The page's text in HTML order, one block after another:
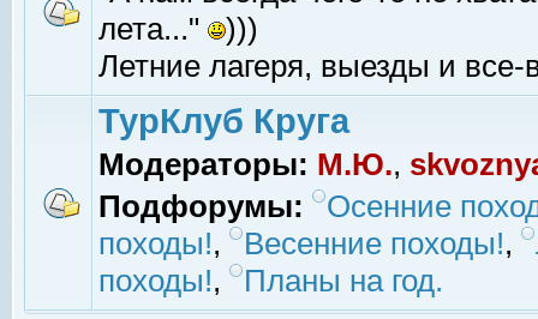
лета..."
)))
Летние лагеря, выезды и все-
ТурКлуб Круга
Модераторы: М.Ю.,
Подфорумы:
Осенние
походы!, Весенние походы!,
походы!, Планы на год.